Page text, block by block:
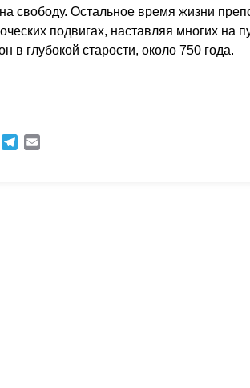
свободу. Остальное время жизни
подвигах, наставляя многих на
в глубокой старости, около 750 года.
WhatsAppTelegram